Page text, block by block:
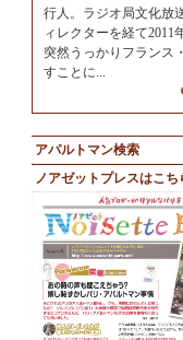
行人。ラジオ局文化放
ィレクターを経て2011
突然うっかりフランス
すことに...
アパルトマン検索
ノアゼットプレスはこち